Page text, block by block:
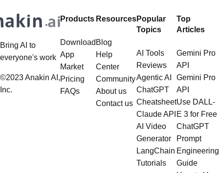
Bring AI to
everyone's work
©2023 Anakin AI,
Inc.
Products
Download
App
Market
Pricing
FAQs
Resources
Blog
Help
Center
Community
About us
Contact us
Popular
Topics
AI Tools
Reviews
Agentic AI
ChatGPT
Cheatsheet
Claude API
AI Video
Generator
LangChain
Tutorials
Top
Articles
Gemini Pro
API
Gemini Pro
API
Use DALL-
E 3 for Free
ChatGPT
Prompt
Engineering
Guide